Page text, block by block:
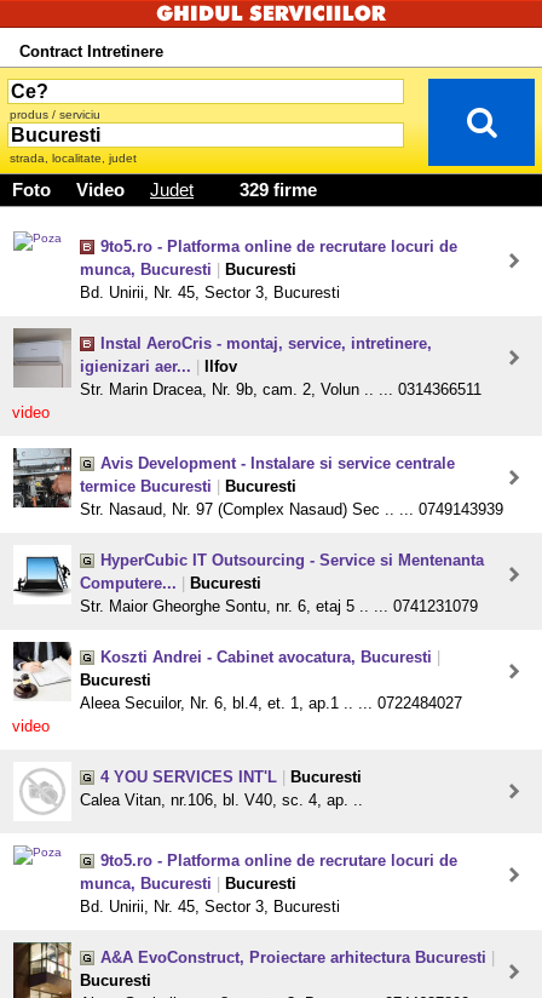
Contract Intretinere
produs / serviciu
strada, localitate, judet
Foto Video Judet 329 firme
9to5.ro - Platforma online de recrutare locuri de
munca, Bucuresti
Bucuresti
Bd. Unirii, Nr. 45, Sector 3, Bucuresti
Instal AeroCris - montaj, service, intretinere,
igienizari aer...
Ilfov
Str. Marin Dracea, Nr. 9b, cam. 2, Volun .. ... 0314366511
video
Avis Development - Instalare si service centrale
termice Bucuresti
Bucuresti
Str. Nasaud, Nr. 97 (Complex Nasaud) Sec .. ... 0749143939
HyperCubic IT Outsourcing - Service si Mentenanta
Computere...
Bucuresti
Str. Maior Gheorghe Sontu, nr. 6, etaj 5 .. ... 0741231079
Koszti Andrei - Cabinet avocatura, Bucuresti
Bucuresti
Aleea Secuilor, Nr. 6, bl.4, et. 1, ap.1 .. ... 0722484027
video
4 YOU SERVICES INT'L
Bucuresti
Calea Vitan, nr.106, bl. V40, sc. 4, ap. ..
9to5.ro - Platforma online de recrutare locuri de
munca, Bucuresti
Bucuresti
Bd. Unirii, Nr. 45, Sector 3, Bucuresti
A&A EvoConstruct, Proiectare arhitectura Bucuresti
Bucuresti